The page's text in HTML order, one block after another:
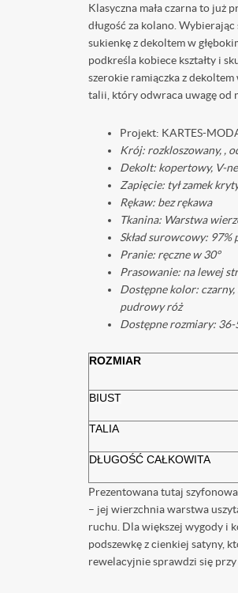
Klasyczna mała czarna to już
długość za kolano.
sukienkę z dekoltem w
podkreśla kobiece kształty i
szerokie ramiączka z
talii, który odwraca uwagę od
Projekt: KARTES-
Krój: rozkloszowany, ,
Dekolt: kopertowy, V-
Zapięcie: tył zamek
Rękaw: bez rękawa
Tkanina: Warstwa
Skład surowcowy: 97%
Pranie: ręczne w 30°
Prasowanie: na lewej
Dostępne kolor: czarny,
pudrowy róż
Dostępne rozmiary: 36-
ROZMIAR
BIUST
TALIA
DŁUGOŚĆ CAŁKOWITA
Prezentowana tutaj
– jej wierzchnia warstwa
ruchu. Dla większej wygody i
podszewkę z cienkiej satyny,
rewelacyjnie sprawdzi się